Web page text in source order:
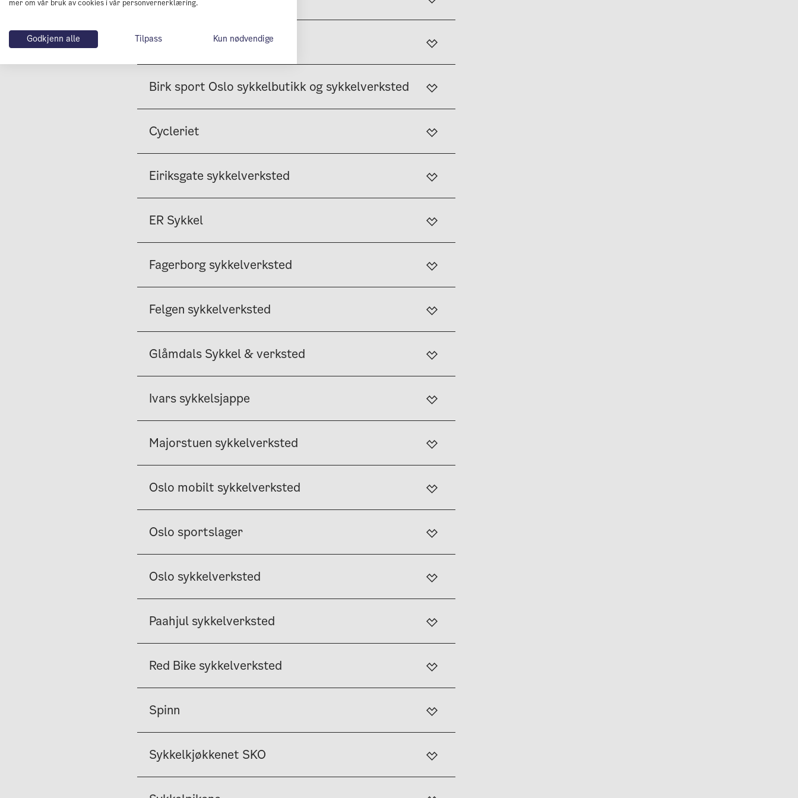
Bike Fixx Filipstad
Birk sport Oslo sykkelbutikk og sykkelverksted
Cycleriet
Eiriksgate sykkelverksted
ER Sykkel
Fagerborg sykkelverksted
Felgen sykkelverksted
Glåmdals Sykkel & verksted
Ivars sykkelsjappe
Majorstuen sykkelverksted
Oslo mobilt sykkelverksted
Oslo sportslager
Oslo sykkelverksted
Paahjul sykkelverksted
Red Bike sykkelverksted
Spinn
Sykkelkjøkkenet SKO
mer om vår bruk av cookies i vår personvernerklæring.
Godkjenn alle Tilpass Kun nødvendige